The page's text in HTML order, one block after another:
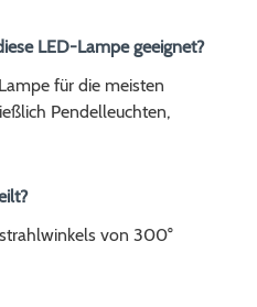
LED-Lampe geeignet?
für die meisten
Pendelleuchten,
von 300°